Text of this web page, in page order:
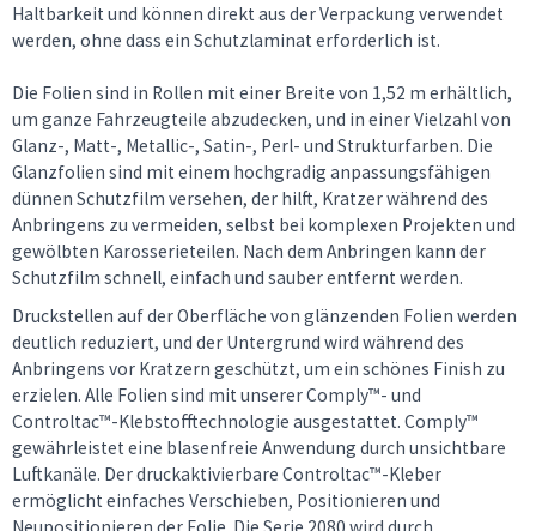
Haltbarkeit und können direkt aus der Verpackung verwendet
werden, ohne dass ein Schutzlaminat erforderlich ist.
Die Folien sind in Rollen mit einer Breite von 1,52 m erhältlich,
um ganze Fahrzeugteile abzudecken, und in einer Vielzahl von
Glanz-, Matt-, Metallic-, Satin-, Perl- und Strukturfarben. Die
Glanzfolien sind mit einem hochgradig anpassungsfähigen
dünnen Schutzfilm versehen, der hilft, Kratzer während des
Anbringens zu vermeiden, selbst bei komplexen Projekten und
gewölbten Karosserieteilen. Nach dem Anbringen kann der
Schutzfilm schnell, einfach und sauber entfernt werden.
Druckstellen auf der Oberfläche von glänzenden Folien werden
deutlich reduziert, und der Untergrund wird während des
Anbringens vor Kratzern geschützt, um ein schönes Finish zu
erzielen. Alle Folien sind mit unserer Comply™- und
Controltac™-Klebstofftechnologie ausgestattet. Comply™
gewährleistet eine blasenfreie Anwendung durch unsichtbare
Luftkanäle. Der druckaktivierbare Controltac™-Kleber
ermöglicht einfaches Verschieben, Positionieren und
Neupositionieren der Folie. Die Serie 2080 wird durch